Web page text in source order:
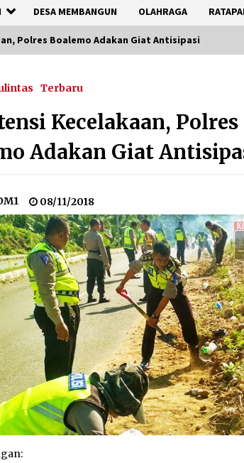
DESA MEMBANGUN OLAHRAGA
Polres Boalemo Adakan Giat Antisipasi
Terbaru
Kecelakaan, Polres
Adakan Giat
08/11/2018